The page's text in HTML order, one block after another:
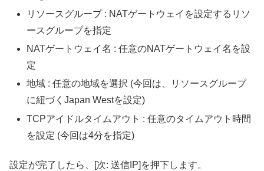
リソースグループ : NATゲートウェイを設定するリソ
ースグループを指定
NATゲートウェイ名 : 任意のNATゲートウェイ名を設
定
地域 : 任意の地域を選択 (今回は、リソースグループ
に紐づくJapan Westを設定)
TCPアイドルタイムアウト : 任意のタイムアウト時間
を設定 (今回は4分を指定)
設定が完了したら、[次: 送信IP]を押下します。